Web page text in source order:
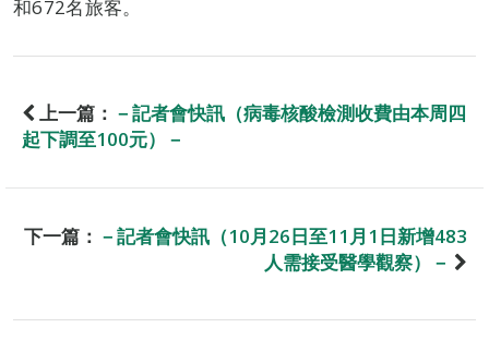
和672名旅客。
上一篇： －記者會快訊（病毒核酸檢測收費由本周四
起下調至100元）－
下一篇： －記者會快訊（10月26日至11月1日新增483
人需接受醫學觀察）－